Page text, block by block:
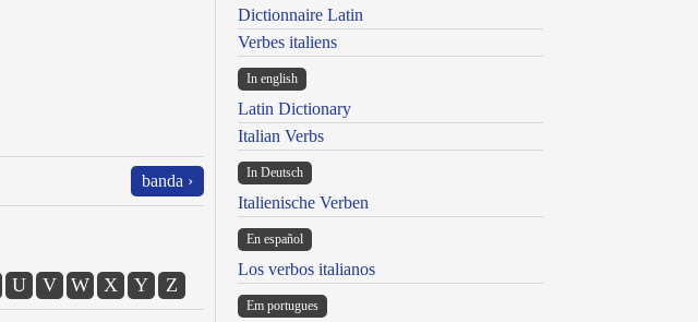
banda ›
U V W X Y Z
Dictionnaire Latin
Verbes italiens
In english
Latin Dictionary
Italian Verbs
In Deutsch
Italienische Verben
En español
Los verbos italianos
Em portugues